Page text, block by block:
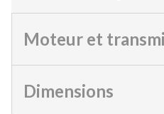
Moteur et
Dimensions